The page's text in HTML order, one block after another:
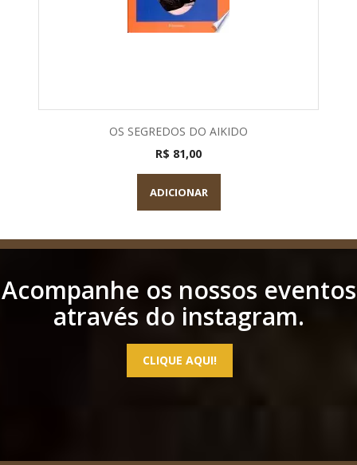
OS SEGREDOS DO AIKIDO
R$ 81,00
ADICIONAR
Acompanhe os nossos eventos
através do instagram.
CLIQUE AQUI!